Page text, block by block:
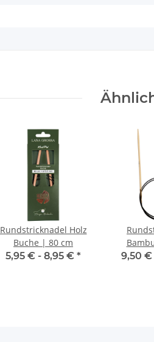
Rundstricknadel Holz
Buche | 80 cm
5,95 € - 8,95 € *
9,50 €